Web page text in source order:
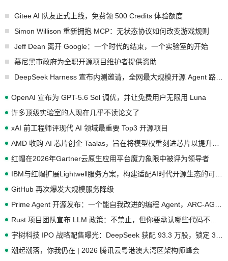
Gitee AI 队友正式上线，免费领 500 Credits 体验额度
Simon Willison 重新拥抱 MCP：无状态协议如何改变游戏规则
Jeff Dean 离开 Google：一个时代的结束，一个实验室的开始
慕尼黑市政府为全职开源项目维护者提供资助
OpenAI 宣布为 GPT-5.6 Sol 调优，并让免费用户无限用 Luna
许多顶级实验室的人现在几乎不读论文了
xAI 前工程师评现代 AI 领域最重要 Top3 开源项目
红帽在2026年Gartner云原生应用平台魔力象限中被评为领导者
GitHub 再次爆发大规模服务降级
潮起潮落，你我仍在 | 2026 腾讯云粤港澳大湾区架构师峰会